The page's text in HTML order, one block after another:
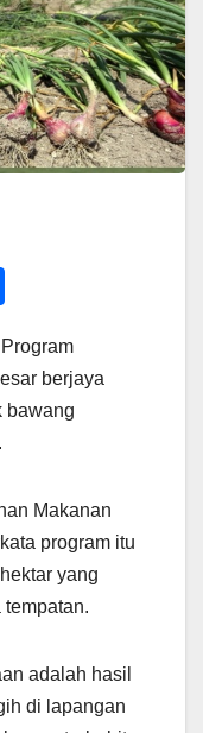
ar
e
berjaya
bawang
Makanan
program itu
yang
adalah hasil
di lapangan